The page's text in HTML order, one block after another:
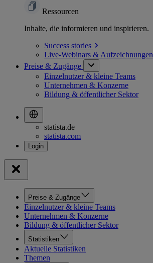
Ressourcen
Inhalte, die informieren und inspirieren.
Success stories
Live-Webinars & Aufzeichnungen
Preise & Zugänge
Einzelnutzer & kleine Teams
Unternehmen & Konzerne
Bildung & öffentlicher Sektor
statista.de
statista.com
Preise & Zugänge
Einzelnutzer & kleine Teams
Unternehmen & Konzerne
Bildung & öffentlicher Sektor
Statistiken
Aktuelle Statistiken
Themen